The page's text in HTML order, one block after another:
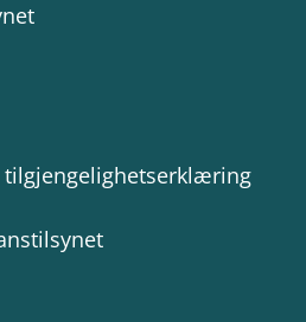
tilgjengelighetserklæring